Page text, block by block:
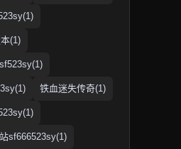
(1)
铁血迷失传奇(1)
sf666523sy(1)